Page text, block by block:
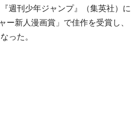
週刊少年ジャンプ』（集英社）に
ー新人漫画賞」で佳作を受賞し、
った。